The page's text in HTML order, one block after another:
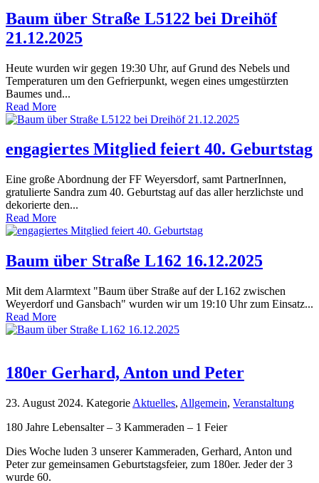
Baum über Straße L5122 bei Dreihöf
21.12.2025
Heute wurden wir gegen 19:30 Uhr, auf Grund des Nebels und
Temperaturen um den Gefrierpunkt, wegen eines umgestürzten
Baumes und...
Read More
engagiertes Mitglied feiert 40. Geburtstag
Eine große Abordnung der FF Weyersdorf, samt PartnerInnen,
gratulierte Sandra zum 40. Geburtstag auf das aller herzlichste und
dekorierte den...
Read More
Baum über Straße L162 16.12.2025
Mit dem Alarmtext "Baum über Straße auf der L162 zwischen
Weyerdorf und Gansbach" wurden wir um 19:10 Uhr zum Einsatz...
Read More
180er Gerhard, Anton und Peter
23. August 2024. Kategorie Aktuelles, Allgemein, Veranstaltung
180 Jahre Lebensalter – 3 Kammeraden – 1 Feier
Dies Woche luden 3 unserer Kammeraden, Gerhard, Anton und
Peter zur gemeinsamen Geburtstagsfeier, zum 180er. Jeder der 3
wurde 60.